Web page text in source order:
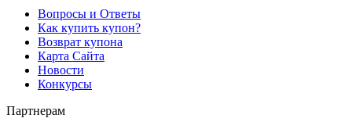
Вопросы и Ответы
Как купить купон?
Возврат купона
Карта Сайта
Новости
Конкурсы
Партнерам